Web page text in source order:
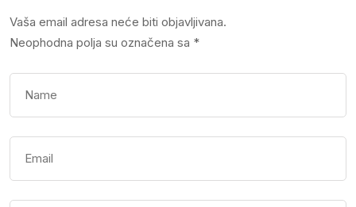
Vaša email adresa neće biti objavljivana.
Neophodna polja su označena sa *